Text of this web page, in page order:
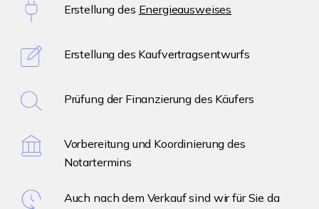
Erstellung des Energieausweises
Erstellung des Kaufvertragsentwurfs
Prüfung der Finanzierung des Käufers
Vorbereitung und Koordinierung des
Notartermins
Auch nach dem Verkauf sind wir für Sie da